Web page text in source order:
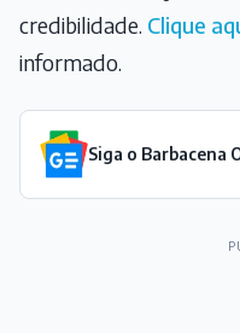
credibilidade. Clique
informado.
Siga o Barbacena